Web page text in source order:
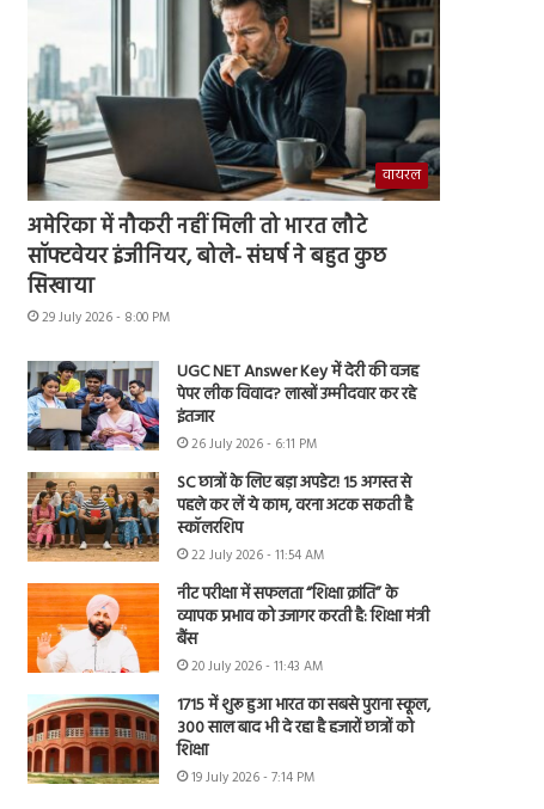
वायरल
अमेरिका में नौकरी नहीं मिली तो भारत लौटे
सॉफ्टवेयर इंजीनियर, बोले- संघर्ष ने बहुत कुछ
सिखाया
29 July 2026 - 8:00 PM
UGC NET Answer Key में देरी की वजह
पेपर लीक विवाद? लाखों उम्मीदवार कर रहे
इंतजार
26 July 2026 - 6:11 PM
SC छात्रों के लिए बड़ा अपडेट! 15 अगस्त से
पहले कर लें ये काम, वरना अटक सकती है
स्कॉलरशिप
22 July 2026 - 11:54 AM
नीट परीक्षा में सफलता “शिक्षा क्रांति” के
व्यापक प्रभाव को उजागर करती है: शिक्षा मंत्री
बैंस
20 July 2026 - 11:43 AM
1715 में शुरू हुआ भारत का सबसे पुराना स्कूल,
300 साल बाद भी दे रहा है हजारों छात्रों को
शिक्षा
19 July 2026 - 7:14 PM